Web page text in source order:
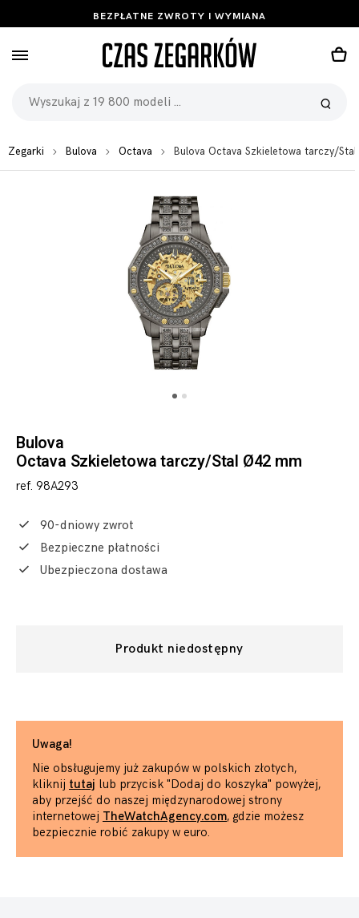
BEZPŁATNE ZWROTY I WYMIANA
Zegarki Bulova Octava Bulova Octava Szkieletowa tarczy/
Bulova
Octava Szkieletowa tarczy/Stal Ø42 mm
ref. 98A293
90-dniowy zwrot
Bezpieczne płatności
Ubezpieczona dostawa
Produkt niedostępny
Uwaga!
Nie obsługujemy już zakupów w polskich złotych,
kliknij tutaj lub przycisk "Dodaj do koszyka" powyżej,
aby przejść do naszej międzynarodowej strony
internetowej TheWatchAgency.com, gdzie możesz
bezpiecznie robić zakupy w euro.